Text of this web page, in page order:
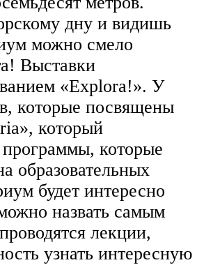
дну и видишь
можно смело
Выставки
«Explora!». У
которые посвящены
который
которые
образовательных
будет интересно
назвать самым
лекции,
узнать интересную